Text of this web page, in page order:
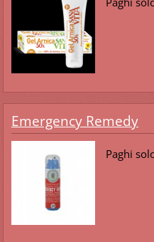
Emergency Remedy
Paghi